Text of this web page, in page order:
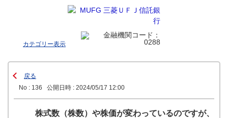
カテゴリー表示
戻る
No : 136
公開日時 : 2024/05/17 12:00
株式数（株数）や株価が変わっているのですが、